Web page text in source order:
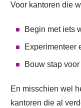
Voor kantoren die
Begin met iets
Experimenteer
Bouw stap
En misschien wel
kantoren die al